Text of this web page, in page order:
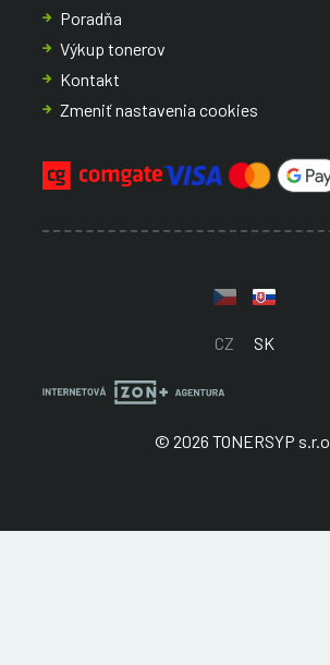
Poradňa
Výkup tonerov
Kontakt
Zmeniť nastavenia cookies
CZ SK
© 2026 TONERSYP s.r.o.